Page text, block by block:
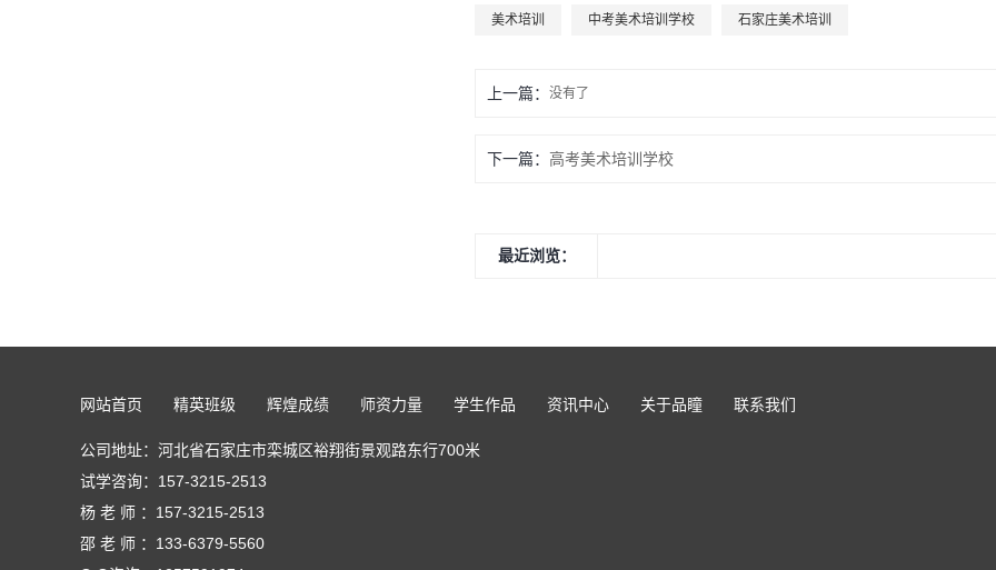
美术培训 中考美术培训学校 石家庄美术培训
上一篇： 没有了
下一篇： 高考美术培训学校
最近浏览：
网站首页 精英班级 辉煌成绩 师资力量 学生作品 资讯中心 关于品瞳 联系我们
公司地址：河北省石家庄市栾城区裕翔街景观路东行700米
试学咨询： 157-3215-2513
杨 老 师 ：157-3215-2513
邵 老 师 ：133-6379-5560